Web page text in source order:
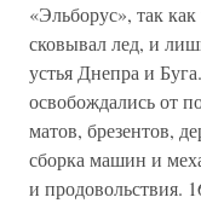
«Эльборус», так
сковывал лед, и
устья Днепра и
освобождались от
матов, брезентов,
сборка машин и
и продовольствия.